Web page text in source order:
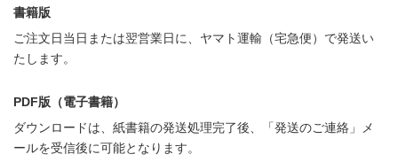
書籍版
ご注文日当日または翌営業日に、ヤマト運輸（宅急便）で発送い
たします。
PDF版（電子書籍）
ダウンロードは、紙書籍の発送処理完了後、「発送のご連絡」メ
ールを受信後に可能となります。